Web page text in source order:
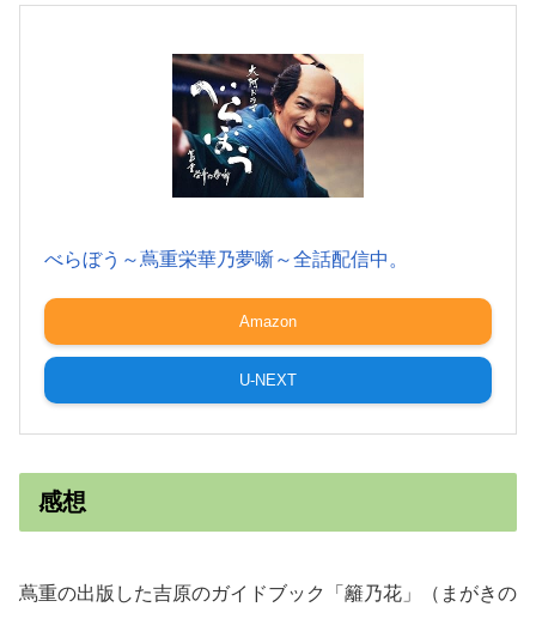
べらぼう～蔦重栄華乃夢噺～全話配信中。
Amazon
U-NEXT
感想
蔦重の出版した吉原のガイドブック「籬乃花」（まがきの